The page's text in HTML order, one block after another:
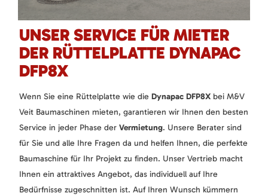
UNSER SERVICE FÜR MIETER
DER RÜTTELPLATTE DYNAPAC
DFP8X
Wenn Sie eine Rüttelplatte wie die Dynapac DFP8X bei M&V
Veit Baumaschinen mieten, garantieren wir Ihnen den besten
Service in jeder Phase der Vermietung. Unsere Berater sind
für Sie und alle Ihre Fragen da und helfen Ihnen, die perfekte
Baumaschine für Ihr Projekt zu finden. Unser Vertrieb macht
Ihnen ein attraktives Angebot, das individuell auf Ihre
Bedürfnisse zugeschnitten ist. Auf Ihren Wunsch kümmern